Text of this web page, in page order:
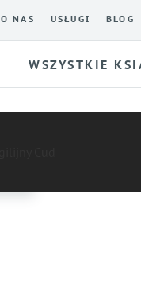
O NAS USŁUGI BLOG
WSZYSTKIE